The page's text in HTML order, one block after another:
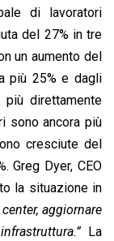
di lavoratori
del 27% in tre
un aumento del
più 25% e dagli
direttamente
sono ancora più
cresciute del
Greg Dyer, CEO
la situazione in
aggiornare
La